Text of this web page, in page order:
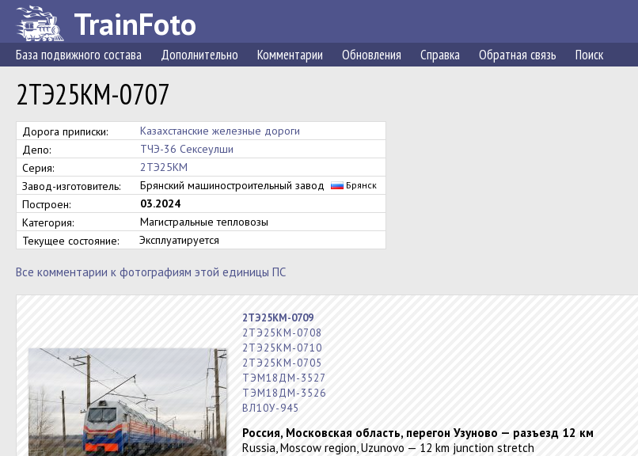
TrainFoto
База подвижного состава Дополнительно Комментарии Обновления Справка Обратная связь Поиск
2ТЭ25КМ-0707
Дорога приписки:
Казахстанские железные дороги
Депо:
ТЧЭ-36 Сексеулши
Серия:
2ТЭ25КМ
Завод-изготовитель:
Брянский машиностроительный завод Брянск
Построен:
03.2024
Категория:
Магистральные тепловозы
Текущее состояние:
Эксплуатируется
Все комментарии к фотографиям этой единицы ПС
2ТЭ25КМ-0709
2ТЭ25КМ-0708
2ТЭ25КМ-0710
2ТЭ25КМ-0705
ТЭМ18ДМ-3527
ТЭМ18ДМ-3526
ВЛ10У-945
Россия, Московская область, перегон Узуново — разъезд 12 км
Russia, Moscow region, Uzunovo — 12 km junction stretch